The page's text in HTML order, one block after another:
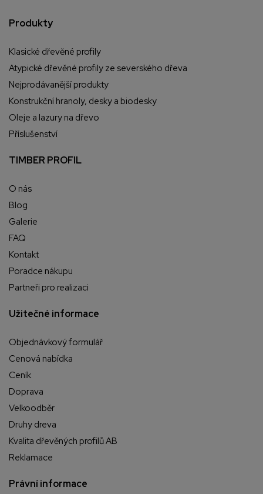
Produkty
Klasické dřevěné profily
Atypické dřevěné profily ze severského dřeva
Nejprodávanější produkty
Konstrukční hranoly, desky a biodesky
Oleje a lazury na dřevo
Příslušenství
TIMBER PROFIL
O nás
Blog
Galerie
FAQ
Kontakt
Poradce nákupu
Partneři pro realizaci
Užitečné informace
Objednávkový formulář
Cenová nabídka
Ceník
Doprava
Velkoodběr
Druhy dreva
Kvalita dřevěných profilů AB
Reklamace
Právní informace